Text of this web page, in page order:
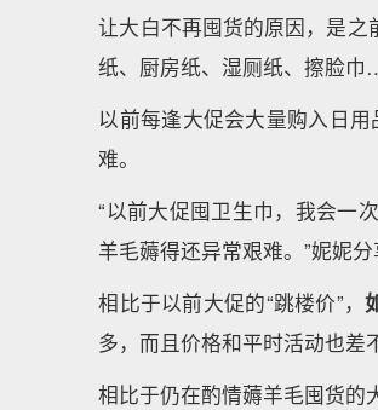
让大白不再囤货的原因，是之
纸、厨房纸、湿厕纸、擦脸
以前每逢大促会大量购入日
难。
“以前大促囤卫生巾，我会一
羊毛薅得还异常艰难。”妮妮分
相比于以前大促的“跳楼价”，
多，而且价格和平时活动也差
相比于仍在酌情薅羊毛囤货的